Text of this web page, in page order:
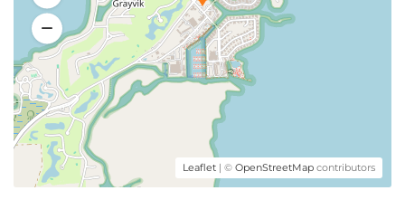
Leaflet | © OpenStreetMap contributors